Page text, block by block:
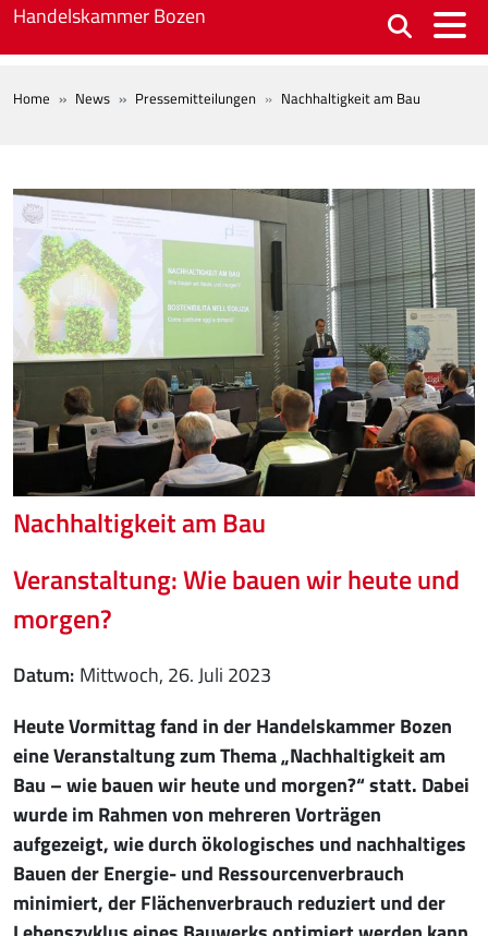
Skip to main content
Handelskammer Bozen
BREADCRUMB
Home News Pressemitteilungen Nachhaltigkeit am Bau
Nachhaltigkeit am Bau
Veranstaltung: Wie bauen wir heute und
morgen?
Datum Mittwoch, 26. Juli 2023
Heute Vormittag fand in der Handelskammer Bozen
eine Veranstaltung zum Thema „Nachhaltigkeit am
Bau – wie bauen wir heute und morgen?“ statt. Dabei
wurde im Rahmen von mehreren Vorträgen
aufgezeigt, wie durch ökologisches und nachhaltiges
Bauen der Energie- und Ressourcenverbrauch
minimiert, der Flächenverbrauch reduziert und der